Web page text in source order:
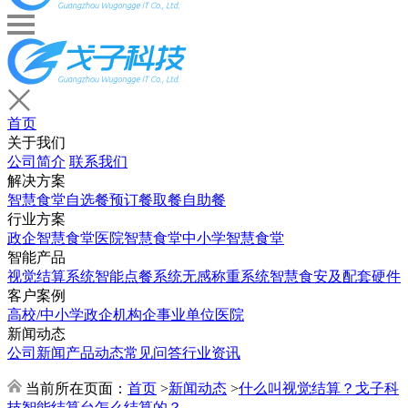
首页
关于我们
公司简介 联系我们
解决方案
智慧食堂自选餐预订餐取餐自助餐
行业方案
政企智慧食堂医院智慧食堂中小学智慧食堂
智能产品
视觉结算系统智能点餐系统无感称重系统智慧食安及配套硬件
客户案例
高校/中小学政企机构企事业单位医院
新闻动态
公司新闻产品动态常见问答行业资讯
当前所在页面： 首页 >新闻动态 >什么叫视觉结算？戈子科